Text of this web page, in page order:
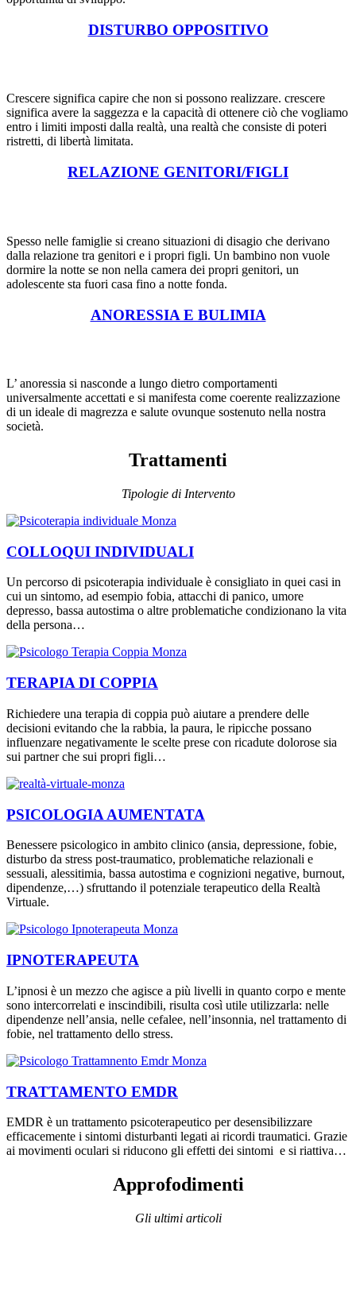
DISTURBO OPPOSITIVO
Crescere significa capire che non si possono realizzare. crescere
significa avere la saggezza e la capacità di ottenere ciò che vogliamo
entro i limiti imposti dalla realtà, una realtà che consiste di poteri
ristretti, di libertà limitata.
RELAZIONE GENITORI/FIGLI
Spesso nelle famiglie si creano situazioni di disagio che derivano
dalla relazione tra genitori e i propri figli. Un bambino non vuole
dormire la notte se non nella camera dei propri genitori, un
adolescente sta fuori casa fino a notte fonda.
ANORESSIA E BULIMIA
L’ anoressia si nasconde a lungo dietro comportamenti
universalmente accettati e si manifesta come coerente realizzazione
di un ideale di magrezza e salute ovunque sostenuto nella nostra
società.
Trattamenti
Tipologie di Intervento
COLLOQUI INDIVIDUALI
Un percorso di psicoterapia individuale è consigliato in quei casi in
cui un sintomo, ad esempio fobia, attacchi di panico, umore
depresso, bassa autostima o altre problematiche condizionano la vita
della persona…
TERAPIA DI COPPIA
Richiedere una terapia di coppia può aiutare a prendere delle
decisioni evitando che la rabbia, la paura, le ripicche possano
influenzare negativamente le scelte prese con ricadute dolorose sia
sui partner che sui propri figli…
PSICOLOGIA AUMENTATA
Benessere psicologico in ambito clinico (ansia, depressione, fobie,
disturbo da stress post-traumatico, problematiche relazionali e
sessuali, alessitimia, bassa autostima e cognizioni negative, burnout,
dipendenze,…) sfruttando il potenziale terapeutico della Realtà
Virtuale.
IPNOTERAPEUTA
L’ipnosi è un mezzo che agisce a più livelli in quanto corpo e mente
sono intercorrelati e inscindibili, risulta così utile utilizzarla: nelle
dipendenze nell’ansia, nelle cefalee, nell’insonnia, nel trattamento di
fobie, nel trattamento dello stress.
TRATTAMENTO EMDR
EMDR è un trattamento psicoterapeutico per desensibilizzare
efficacemente i sintomi disturbanti legati ai ricordi traumatici. Grazie
ai movimenti oculari si riducono gli effetti dei sintomi e si riattiva…
Approfodimenti
Gli ultimi articoli